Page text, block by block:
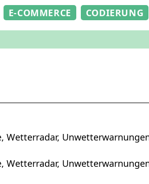
E-COMMERCE CODIERUNG